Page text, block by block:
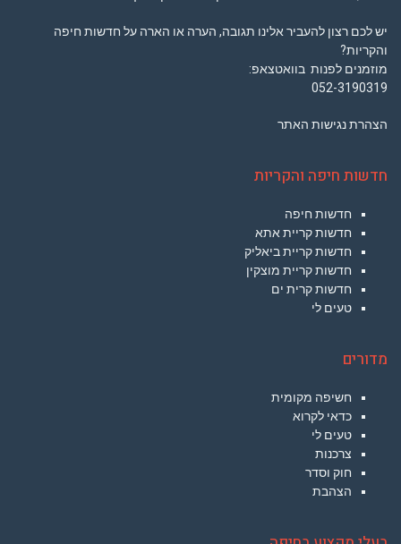
יש לכם רצון להעביר אלינו תגובה, הערה או הארה על חדשות חיפה
והקריות?
מוזמנים לפנות בוואטצאפ:
052-3190319
הצהרת נגישות האתר
חדשות חיפה והקריות
חדשות חיפה
חדשות קריית אתא
חדשות קריית ביאליק
חדשות קריית מוצקין
חדשות קרית ים
טעים לי
מדורים
חשיפה מקומית
כדאי לקרוא
טעים לי
צרכנות
חוק וסדר
הצהבת